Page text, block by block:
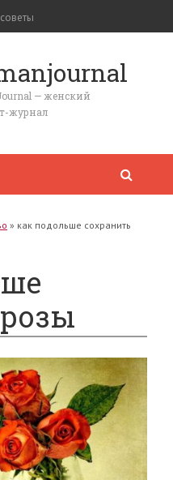
— женский
журнал
» как подольше сохранить